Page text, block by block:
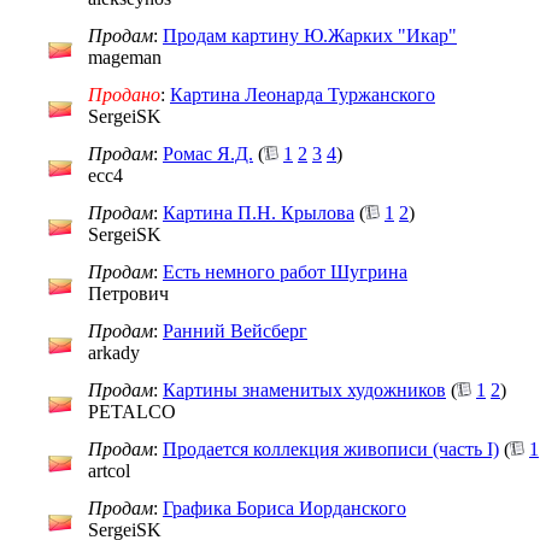
Продам: Продам картину Ю.Жарких "Икар"
mageman
Продано: Картина Леонарда Туржанского
SergeiSK
Продам: Ромас Я.Д. ( 1 2 3 4)
ecc4
Продам: Картина П.Н. Крылова ( 1 2)
SergeiSK
Продам: Есть немного работ Шугрина
Петрович
Продам: Ранний Вейсберг
arkady
Продам: Картины знаменитых художников ( 1 2)
PETALCO
Продам: Продается коллекция живописи (часть I) (
1
artcol
Продам: Графика Бориса Иорданского
SergeiSK